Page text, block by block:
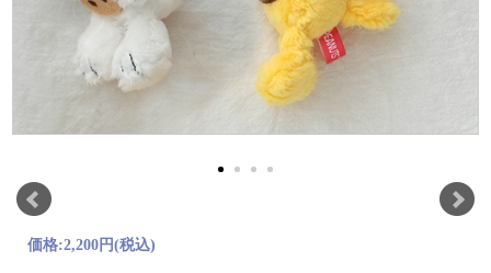
価格:2,200円(税込)